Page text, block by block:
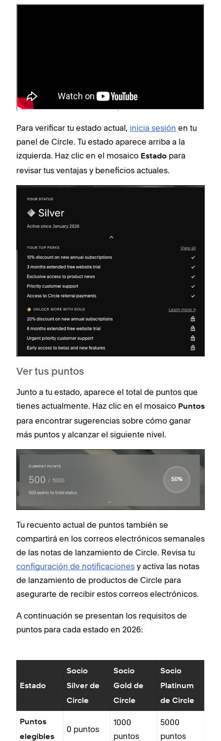
tu participación en la comunidad de Circle, y
puede cambiar con el tiempo.
Para verificar tu estado actual, inicia sesión en tu
panel de Circle. Tu estado aparece arriba a la
izquierda. Haz clic en el mosaico Estado para
revisar tus ventajas y beneficios actuales.
Ver tus puntos
Junto a tu estado, aparece el total de puntos que
tienes actualmente. Haz clic en el mosaico Puntos
para encontrar sugerencias sobre cómo ganar
más puntos y alcanzar el siguiente nivel.
Tu recuento actual de puntos también se
compartirá en los correos electrónicos semanales
de las notas de lanzamiento de Circle. Revisa tu
configuración de notificaciones y activa las notas
de lanzamiento de productos de Circle para
asegurarte de recibir estos correos electrónicos.
A continuación se presentan los requisitos de
puntos para cada estado en 2026:
Estado
Socio
Silver de
Circle
Socio
Gold de
Circle
Socio
Platinum
de Circle
Puntos
elegibles
0 puntos
1000
puntos
5000
puntos